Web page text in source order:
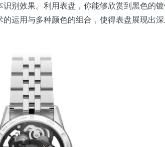
别效果。利用表盘，你能够欣赏到黑色的镀
运用与多种颜色的组合，使得表盘展现出